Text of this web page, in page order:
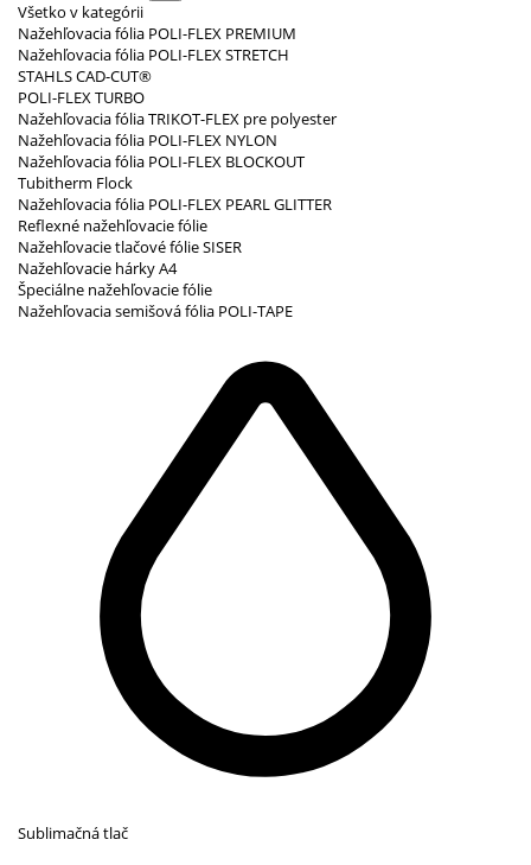
Všetko v kategórii
Nažehľovacia fólia POLI-FLEX PREMIUM
Nažehľovacia fólia POLI-FLEX STRETCH
STAHLS CAD-CUT®
POLI-FLEX TURBO
Nažehľovacia fólia TRIKOT-FLEX pre polyester
Nažehľovacia fólia POLI-FLEX NYLON
Nažehľovacia fólia POLI-FLEX BLOCKOUT
Tubitherm Flock
Nažehľovacia fólia POLI-FLEX PEARL GLITTER
Reflexné nažehľovacie fólie
Nažehľovacie tlačové fólie SISER
Nažehľovacie hárky A4
Špeciálne nažehľovacie fólie
Nažehľovacia semišová fólia POLI-TAPE
Sublimačná tlač